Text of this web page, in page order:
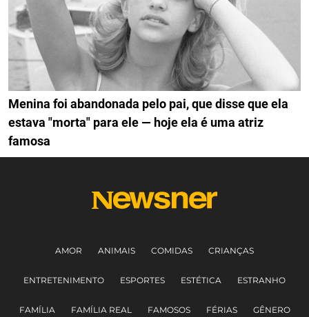
Menina foi abandonada pelo pai, que disse que ela
estava "morta" para ele — hoje ela é uma atriz
famosa
AMOR ANIMAIS COMIDAS CRIANÇAS
ENTRETENIMENTO ESPORTES ESTÉTICA ESTRANHO
FAMÍLIA FAMÍLIA REAL FAMOSOS FÉRIAS GÊNERO